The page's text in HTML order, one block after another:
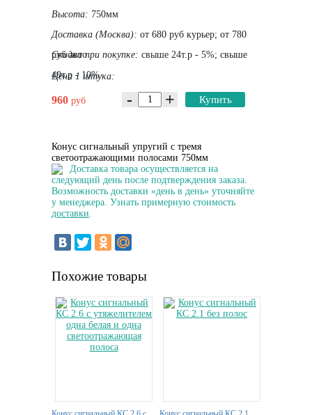
Высота: 750мм
Доставка (Москва): от 680 руб курьер; от 780
руб авто
Скидка при покупке: свыше 24т.р - 5%; свыше
49т.р - 10%
Цена 1 штука:
960 руб - + Купить
Конус сигнальный упругий с тремя
светоотражающими полосами 750мм
Доставка товара осуществляется на
следующий день после подтверждения заказа.
Возможность доставки «день в день» уточняйте
у менеджера. Узнать примерную стоимость
доставки.
Похожие товары